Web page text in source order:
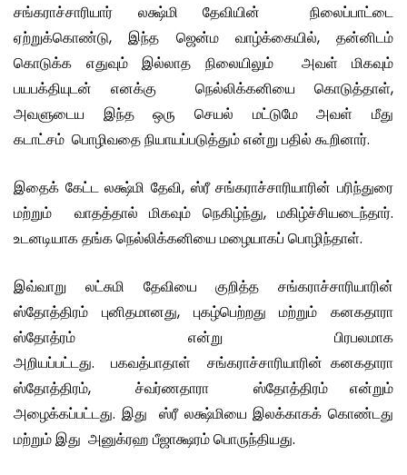
சங்கராச்சாரியார் லக்ஷ்மி தேவியின் நிலைப்பாட்டை
ஏற்றுக்கொண்டு, இந்த ஜென்ம வாழ்க்கையில், தன்னிடம்
கொடுக்க எதுவும் இல்லாத நிலையிலும் அவள் மிகவும்
பயபக்தியுடன் எனக்கு நெல்லிக்கனியை கொடுத்தாள்,
அவளுடைய இந்த ஒரு செயல் மட்டுமே அவள் மீது
கடாட்சம் பொழிவதை நியாயப்படுத்தும் என்று பதில் கூறினார்.
இதைக் கேட்ட லக்ஷ்மி தேவி, ஸ்ரீ சங்கராச்சாரியாரின் பரிந்துரை
மற்றும் வாதத்தால் மிகவும் நெகிழ்ந்து, மகிழ்ச்சியடைந்தார்.
உடனடியாக தங்க நெல்லிக்கனியை மழையாகப் பொழிந்தாள்.
இவ்வாறு லட்சுமி தேவியை குறித்த சங்கராச்சாரியாரின்
ஸ்தோத்திரம் புனிதமானது, புகழ்பெற்றது மற்றும் கனகதாரா
ஸ்தோத்ரம் என்று பிரபலமாக
அறியப்பட்டது. பகவத்பாதாள் சங்கராச்சாரியாரின் கனகதாரா
ஸ்தோத்திரம், ச்வர்ணதாரா ஸ்தோத்திரம் என்றும்
அழைக்கப்பட்டது. இது ஸ்ரீ லக்ஷ்மியை இலக்காகக் கொண்டது
மற்றும் இது அனுக்ரஹ பீஜாக்ஷரம் பொருந்தியது.